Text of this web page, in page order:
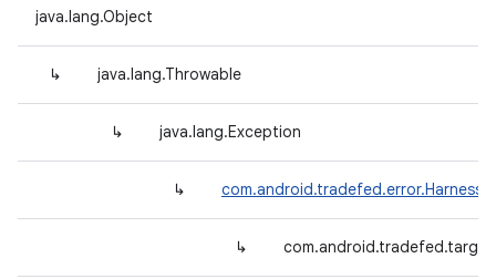
java.lang.Object
↳ java.lang.Throwable
↳ java.lang.Exception
↳
↳